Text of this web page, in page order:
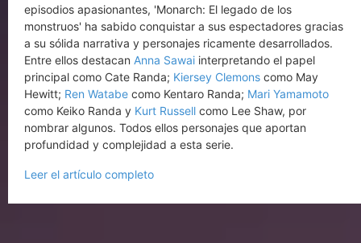
episodios apasionantes, 'Monarch: El legado de los
monstruos' ha sabido conquistar a sus espectadores gracias
a su sólida narrativa y personajes ricamente desarrollados.
Entre ellos destacan Anna Sawai interpretando el papel
principal como Cate Randa; Kiersey Clemons como May
Hewitt; Ren Watabe como Kentaro Randa; Mari Yamamoto
como Keiko Randa y Kurt Russell como Lee Shaw, por
nombrar algunos. Todos ellos personajes que aportan
profundidad y complejidad a esta serie.
Leer el artículo completo